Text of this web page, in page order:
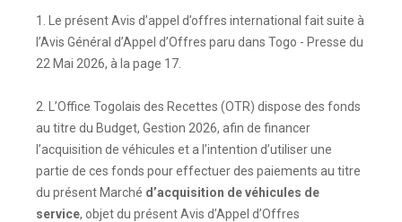
1. Le présent Avis d’appel d’offres international fait suite à
l’Avis Général d’Appel d’Offres paru dans Togo - Presse du
22 Mai 2026, à la page 17.
2. L’Office Togolais des Recettes (OTR) dispose des fonds
au titre du Budget, Gestion 2026, afin de financer
l’acquisition de véhicules et a l’intention d’utiliser une
partie de ces fonds pour effectuer des paiements au titre
du présent Marché d’acquisition de véhicules de
service, objet du présent Avis d’Appel d’Offres